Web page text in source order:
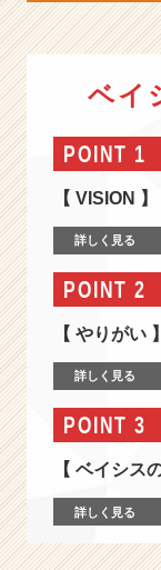
ベイ
POINT 1
【 VISION 】
詳しく見る
POINT 2
【 やりがい 】
詳しく見る
POINT 3
【 ベイシス
詳しく見る